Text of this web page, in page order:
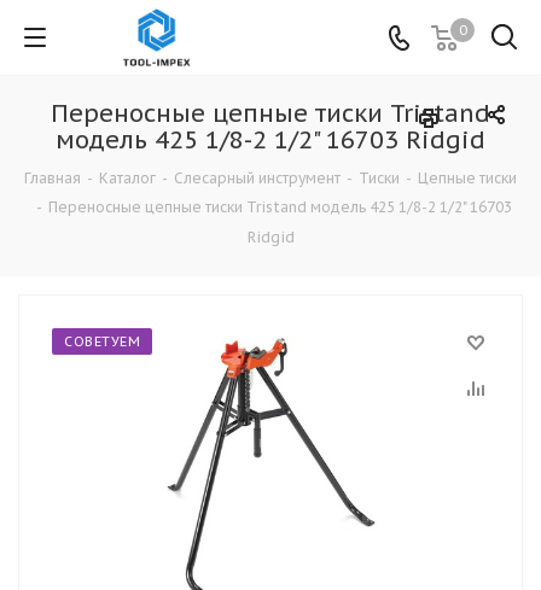
0
Переносные цепные тиски Tristand
модель 425 1/8-2 1/2" 16703 Ridgid
Главная - Каталог - Слесарный инструмент - Тиски - Цепные тиски
- Переносные цепные тиски Tristand модель 425 1/8-2 1/2" 16703
Ridgid
СОВЕТУЕМ